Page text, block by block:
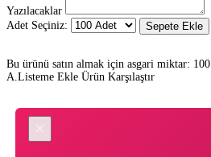
Yazılacaklar
Adet Seçiniz:
Sepete Ekle
Bu ürünü satın almak için asgari miktar: 100
A.Listeme Ekle Ürün Karşılaştır